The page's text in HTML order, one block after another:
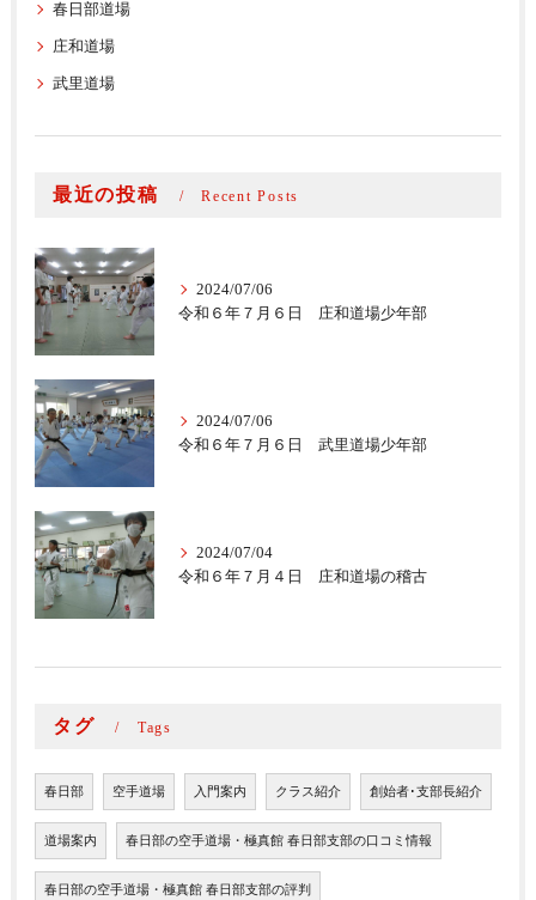
春日部道場
庄和道場
武里道場
最近の投稿 Recent Posts
2024/07/06
令和６年７月６日 庄和道場少年部
2024/07/06
令和６年７月６日 武里道場少年部
2024/07/04
令和６年７月４日 庄和道場の稽古
タグ Tags
春日部 空手道場 入門案内 クラス紹介 創始者･支部長紹介
道場案内 春日部の空手道場・極真館 春日部支部の口コミ情報
春日部の空手道場・極真館 春日部支部の評判